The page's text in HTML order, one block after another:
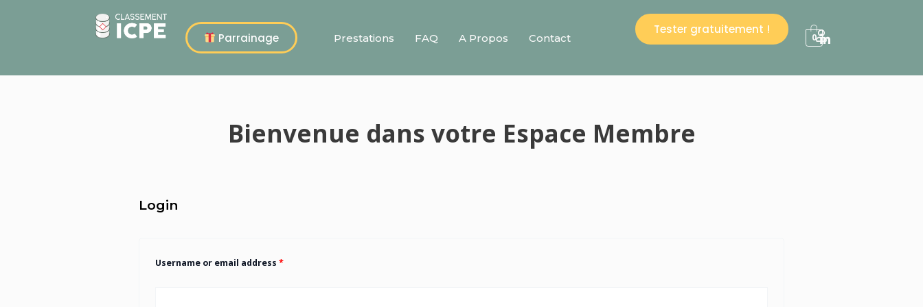
Parrainage Prestations FAQ A Propos Contact
Tester gratuitement !
0
Bienvenue dans votre Espace Membre
Login
Username or email address *